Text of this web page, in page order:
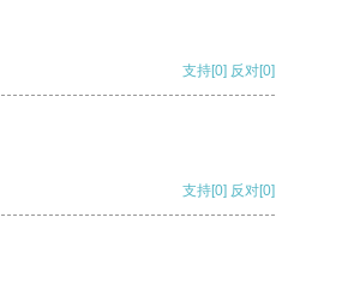
支持[0] 反对[0]
支持[0] 反对[0]